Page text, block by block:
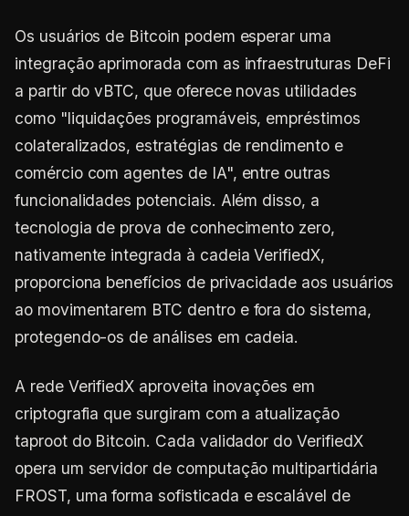
Os usuários de Bitcoin podem esperar uma
integração aprimorada com as infraestruturas DeFi
a partir do vBTC, que oferece novas utilidades
como "liquidações programáveis, empréstimos
colateralizados, estratégias de rendimento e
comércio com agentes de IA", entre outras
funcionalidades potenciais. Além disso, a
tecnologia de prova de conhecimento zero,
nativamente integrada à cadeia VerifiedX,
proporciona benefícios de privacidade aos usuários
ao movimentarem BTC dentro e fora do sistema,
protegendo-os de análises em cadeia.
A rede VerifiedX aproveita inovações em
criptografia que surgiram com a atualização
taproot do Bitcoin. Cada validador do VerifiedX
opera um servidor de computação multipartidária
FROST, uma forma sofisticada e escalável de